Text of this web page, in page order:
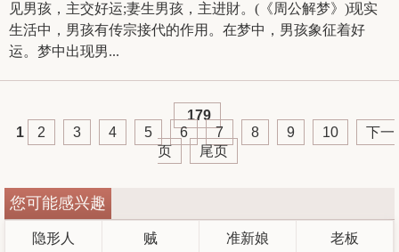
见男孩，主交好运;妻生男孩，主进財。(《周公解梦》)现实
生活中，男孩有传宗接代的作用。在梦中，男孩象征着好
运。梦中出现男...
179
1
2 3 4 5 6 7 8 9 10
下一
页
尾页
您可能感兴趣
隐形人 贼 准新娘 老板